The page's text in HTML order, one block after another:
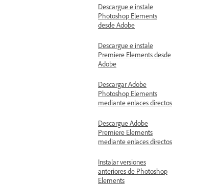
Descargue e instale
Photoshop Elements
desde Adobe
Descargue e instale
Premiere Elements desde
Adobe
Descargar Adobe
Photoshop Elements
mediante enlaces directos
Descargue Adobe
Premiere Elements
mediante enlaces directos
Instalar versiones
anteriores de Photoshop
Elements